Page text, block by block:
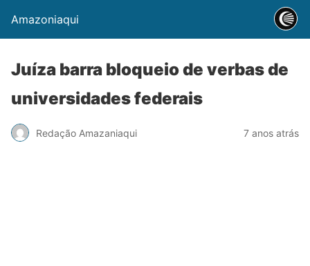
Amazoniaqui
Juíza barra bloqueio de verbas de
universidades federais
Redação Amazaniaqui 7 anos atrás